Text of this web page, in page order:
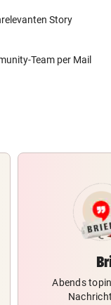
Story
Team per Mail
Abends